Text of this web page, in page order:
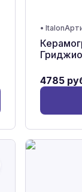
• Italon
4785